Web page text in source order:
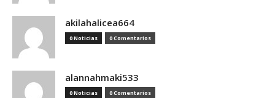
akilahalicea664
0 Noticias 0 Comentarios
alannahmaki533
0 Noticias 0 Comentarios